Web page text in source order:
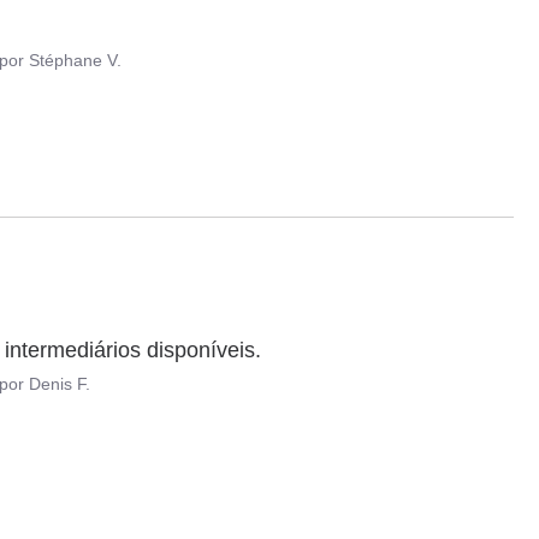
por Stéphane V.
disponíveis.
por Denis F.